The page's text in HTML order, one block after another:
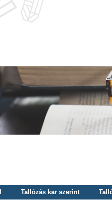
Tallózás kar szerint